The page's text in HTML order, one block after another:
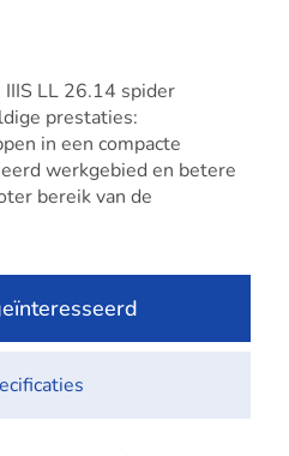
LL 26.14 spider
prestaties:
in een compacte
werkgebied en betere
bereik van de